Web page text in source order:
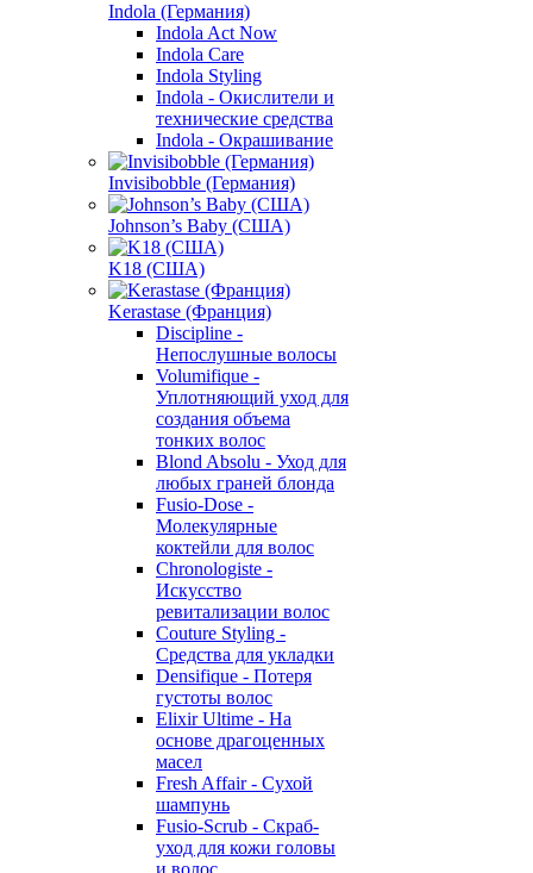
Indola (Германия)
Indola Act Now
Indola Care
Indola Styling
Indola - Окислители и
технические средства
Indola - Окрашивание
Invisibobble (Германия)
Johnson’s Baby (США)
K18 (США)
Kerastase (Франция)
Discipline -
Непослушные волосы
Volumifique -
Уплотняющий уход для
создания объема
тонких волос
Blond Absolu - Уход для
любых граней блонда
Fusio-Dose -
Молекулярные
коктейли для волос
Chronologiste -
Искусство
ревитализации волос
Couture Styling -
Средства для укладки
Densifique - Потеря
густоты волос
Elixir Ultime - На
основе драгоценных
масел
Fresh Affair - Сухой
шампунь
Fusio-Scrub - Скраб-
уход для кожи головы
и волос